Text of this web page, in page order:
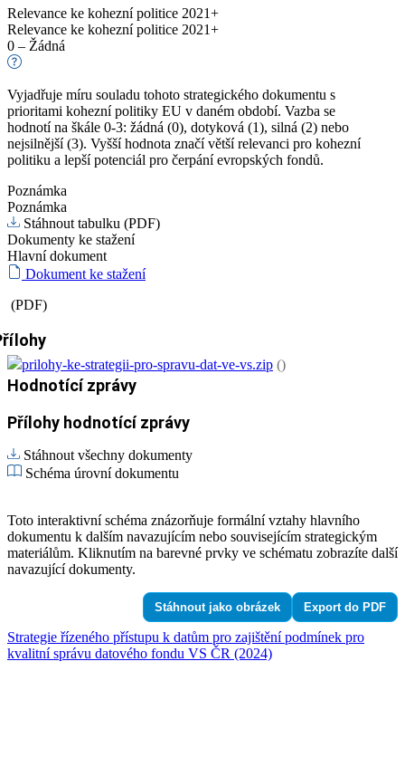
Relevance ke kohezní politice 2021+
Relevance ke kohezní politice 2021+
0 – Žádná
Vyjadřuje míru souladu tohoto strategického dokumentu s
prioritami kohezní politiky EU v daném období. Vazba se
hodnotí na škále 0-3: žádná (0), dotyková (1), silná (2) nebo
nejsilnější (3). Vyšší hodnota značí větší relevanci pro kohezní
politiku a lepší potenciál pro čerpání evropských fondů.
Poznámka
Poznámka
Stáhnout tabulku (PDF)
Dokumenty ke stažení
Hlavní dokument
Dokument ke stažení
(PDF)
prilohy-ke-strategii-pro-spravu-dat-ve-vs.zip ()
Hodnotící zprávy
Přílohy hodnotící zprávy
Stáhnout všechny dokumenty
Schéma úrovní dokumentu
Toto interaktivní schéma znázorňuje formální vztahy hlavního
dokumentu k dalším navazujícím nebo souvisejícím strategickým
materiálům. Kliknutím na barevné prvky ve schématu zobrazíte další
navazující dokumenty.
Stáhnout jako obrázek Export do PDF
Strategie řízeného přístupu k datům pro zajištění podmínek pro
kvalitní správu datového fondu VS ČR (2024)